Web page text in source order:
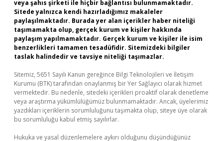
veya şahıs şirketi ile hiçbir bağlantısı bulunmamaktadır.
Sitede yalnızca kendi hazırladığımız makaleler
paylaşılmaktadır. Burada yer alan içerikler haber niteliği
taşımamakta olup, gerçek kurum ve kişiler hakkında
paylaşım yapılmamaktadır. Gerçek kurum ve kişiler ile isim
benzerlikleri tamamen tesadüfidir. Sitemizdeki bilgiler
taslak halindedir ve tavsiye niteliği taşımazlar.
Sitemiz, 5651 Sayılı Kanun gereğince Bilgi Teknolojileri ve İletişim
Kurumu (BTK) tarafından onaylanmış bir Yer Sağlayıcı olarak hizmet
vermektedir. Bu nedenle, sitedeki içerikleri proaktif olarak denetleme
veya araştırma yükümlülüğümüz bulunmamaktadır. Ancak, üyelerimiz
yazdıkları içeriklerin sorumluluğunu taşımakta olup, siteye üye olarak
bu sorumluluğu kabul etmiş sayılırlar.
Hukuka ve yasal düzenlemelere aykırı olduğunu düşündüğünüz